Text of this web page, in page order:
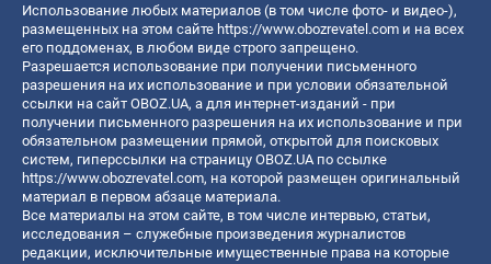
Использование любых материалов (в том числе фото- и видео-),
размещенных на этом сайте https://www.obozrevatel.com и на всех
его поддоменах, в любом виде строго запрещено.
Разрешается использование при получении письменного
разрешения на их использование и при условии обязательной
ссылки на сайт OBOZ.UA, а для интернет-изданий - при
получении письменного разрешения на их использование и при
обязательном размещении прямой, открытой для поисковых
систем, гиперссылки на страницу OBOZ.UA по ссылке
https://www.obozrevatel.com, на которой размещен оригинальный
материал в первом абзаце материала.
Все материалы на этом сайте, в том числе интервью, статьи,
исследования – служебные произведения журналистов
редакции, исключительные имущественные права на которые